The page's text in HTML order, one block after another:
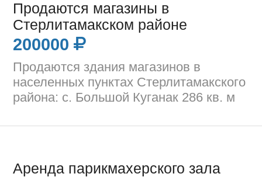
Продаются магазины в
Стерлитамакском районе
200000
Продаются здания магазинов в
населенных пунктах Стерлитамакского
района: с. Большой Куганак 286 кв. м
Аренда парикмахерского зала